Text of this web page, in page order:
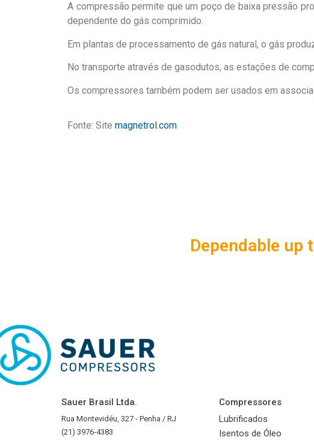
A compressão permite que um poço de baixa pressão
dependente do gás comprimido.
Em plantas de processamento de gás natural, o gás
No transporte através de gasodutos, as estações de
Os compressores também podem ser usados ​​em
Fonte: Site magnetrol.com
Dependable up
Sauer Brasil Ltda.
Rua Montevidéu, 327 - Penha / RJ
(21) 3976-4383
Compressores
Lubrificados
Isentos de Óleo